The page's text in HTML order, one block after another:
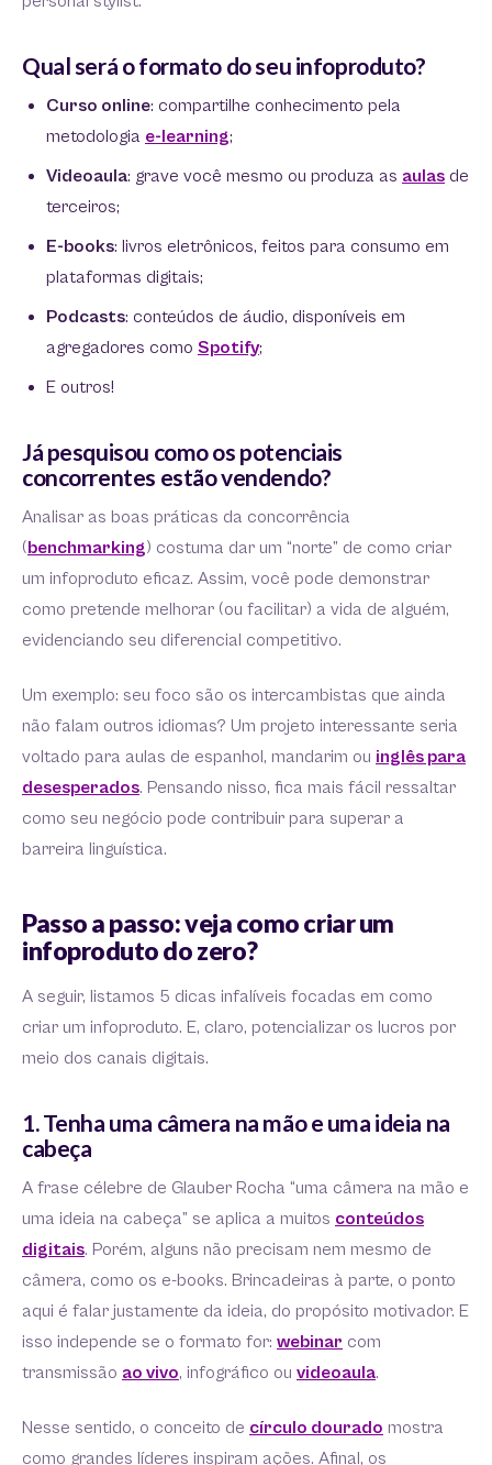
Qual será o formato do seu infoproduto?
Curso online: compartilhe conhecimento pela
metodologia e-learning;
Videoaula: grave você mesmo ou produza as aulas de
terceiros;
E-books: livros eletrônicos, feitos para consumo em
plataformas digitais;
Podcasts: conteúdos de áudio, disponíveis em
agregadores como Spotify;
E outros!
Já pesquisou como os potenciais
concorrentes estão vendendo?
Analisar as boas práticas da concorrência
(benchmarking) costuma dar um “norte” de como criar
um infoproduto eficaz. Assim, você pode demonstrar
como pretende melhorar (ou facilitar) a vida de alguém,
evidenciando seu diferencial competitivo.
Um exemplo: seu foco são os intercambistas que ainda
não falam outros idiomas? Um projeto interessante seria
voltado para aulas de espanhol, mandarim ou inglês para
desesperados. Pensando nisso, fica mais fácil ressaltar
como seu negócio pode contribuir para superar a
barreira linguística.
Passo a passo: veja como criar um
infoproduto do zero?
A seguir, listamos 5 dicas infalíveis focadas em como
criar um infoproduto. E, claro, potencializar os lucros por
meio dos canais digitais.
1. Tenha uma câmera na mão e uma ideia na
cabeça
A frase célebre de Glauber Rocha “uma câmera na mão e
uma ideia na cabeça” se aplica a muitos conteúdos
digitais. Porém, alguns não precisam nem mesmo de
câmera, como os e-books. Brincadeiras à parte, o ponto
aqui é falar justamente da ideia, do propósito motivador. E
isso independe se o formato for: webinar com
transmissão ao vivo, infográfico ou videoaula.
Nesse sentido, o conceito de círculo dourado mostra
como grandes líderes inspiram ações. Afinal, os